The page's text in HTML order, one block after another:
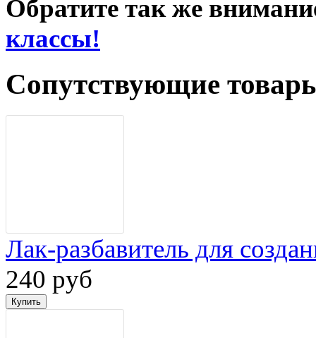
Обратите так же
классы!
Сопутствующие
Лак-разбавитель для
240 руб